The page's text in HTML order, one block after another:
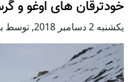
خودترقان های اوغو و
يكشنبه 2 دسامبر 2018 , توسط